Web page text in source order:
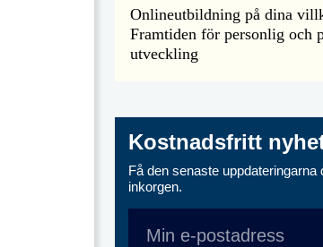
Onlineutbildning på dina
Framtiden för personlig och
utveckling
Kostnadsfritt
Få den senaste uppdateringarna
inkorgen.